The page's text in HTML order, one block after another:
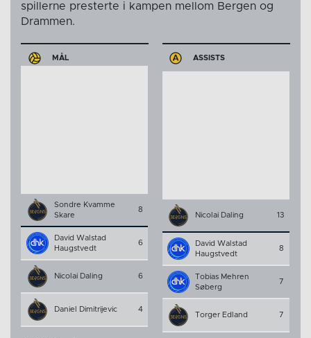
spillerne presterte i kampen mellom Bergen og
Drammen.
MÅL
Sondre Kvamme
Skare
8
David Walstad
Haugstvedt
6
Nicolai Daling 6
Daniel Dimitrijevic 4
ASSISTS
Nicolai Daling 13
David Walstad
Haugstvedt
8
Tobias Mehren
Søberg
7
Torger Edland 7